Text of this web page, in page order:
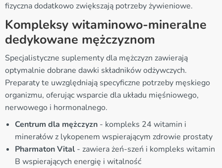
fizyczna dodatkowo zwiększają potrzeby żywieniowe.
Kompleksy witaminowo-mineralne
dedykowane mężczyznom
Specjalistyczne suplementy dla mężczyzn zawierają
optymalnie dobrane dawki składników odżywczych.
Preparaty te uwzględniają specyficzne potrzeby męskiego
organizmu, oferując wsparcie dla układu mięśniowego,
nerwowego i hormonalnego.
Centrum dla mężczyzn - kompleks 24 witamin i
minerałów z lykopenem wspierającym zdrowie prostaty
Pharmaton Vital - zawiera żeń-szeń i kompleks witamin
B wspierających energię i witalność